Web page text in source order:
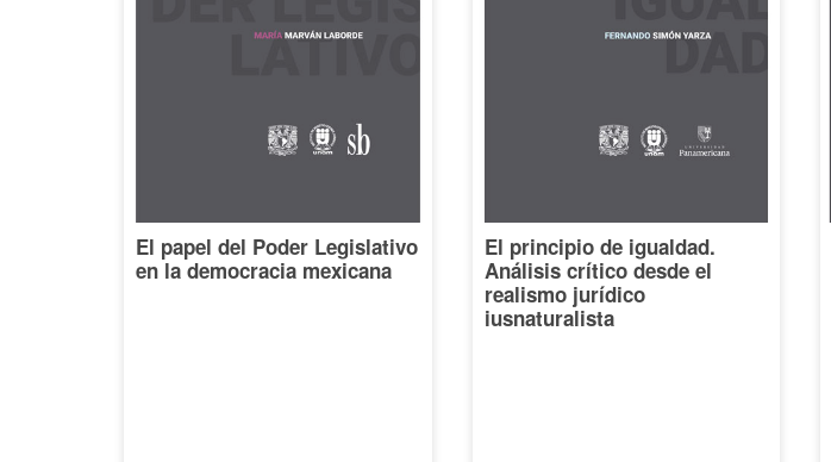
El papel del Poder Legislativo
en la democracia mexicana
El principio de igualdad.
Análisis crítico desde el
realismo jurídico
iusnaturalista